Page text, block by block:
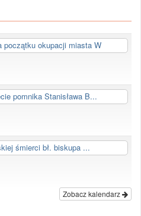
początku okupacji miasta W
pomnika Stanisława B...
śmierci bł. biskupa ...
Zobacz kalendarz